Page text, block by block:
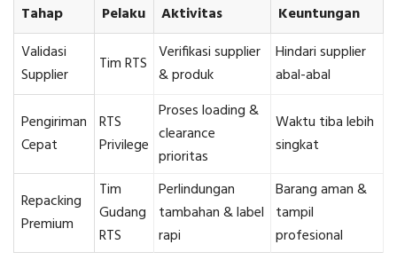
Tahap Pelaku Aktivitas
Keuntungan
Validasi
Supplier
Tim RTS Verifikasi supplier
& produk
Hindari supplier
abal-abal
Pengiriman
Cepat
RTS
Privilege
Proses loading &
clearance
prioritas
Waktu tiba lebih
singkat
Repacking
Premium
Tim
Gudang
RTS
Perlindungan
tambahan & label
rapi
Barang aman &
tampil
profesional